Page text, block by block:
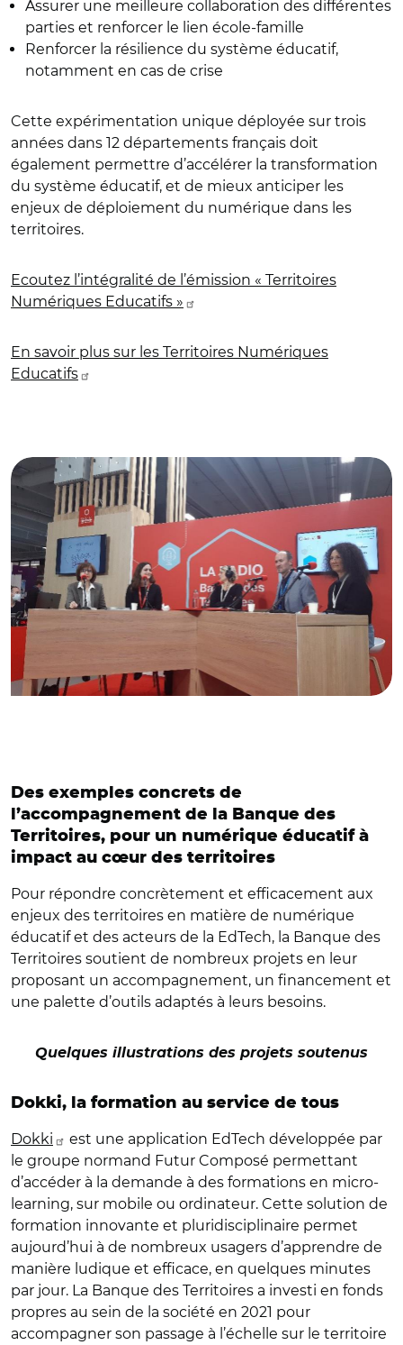
Assurer une meilleure collaboration des différentes
parties et renforcer le lien école-famille
Renforcer la résilience du système éducatif,
notamment en cas de crise
Cette expérimentation unique déployée sur trois
années dans 12 départements français doit
également permettre d’accélérer la transformation
du système éducatif, et de mieux anticiper les
enjeux de déploiement du numérique dans les
territoires.
Ecoutez l’intégralité de l’émission « Territoires
Numériques Educatifs »
En savoir plus sur les Territoires Numériques
Educatifs
Des exemples concrets de
l’accompagnement de la Banque des
Territoires, pour un numérique éducatif à
impact au cœur des territoires
Pour répondre concrètement et efficacement aux
enjeux des territoires en matière de numérique
éducatif et des acteurs de la EdTech, la Banque des
Territoires soutient de nombreux projets en leur
proposant un accompagnement, un financement et
une palette d’outils adaptés à leurs besoins.
Quelques illustrations des projets soutenus
Dokki, la formation au service de tous
Dokki
est une application EdTech développée par
le groupe normand Futur Composé permettant
d’accéder à la demande à des formations en micro-
learning, sur mobile ou ordinateur. Cette solution de
formation innovante et pluridisciplinaire permet
aujourd’hui à de nombreux usagers d’apprendre de
manière ludique et efficace, en quelques minutes
par jour. La Banque des Territoires a investi en fonds
propres au sein de la société en 2021 pour
accompagner son passage à l’échelle sur le territoire